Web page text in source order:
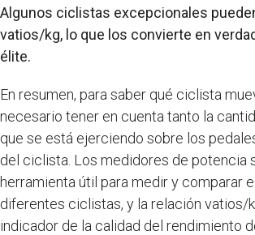
Algunos ciclistas excepcionales
vatios/kg, lo que los convierte en
élite.
En resumen, para saber qué ciclista
necesario tener en cuenta tanto la
que se está ejerciendo sobre los
del ciclista. Los medidores de potencia
herramienta útil para medir y comparar
diferentes ciclistas, y la relación vatios/
indicador de la calidad del rendimiento